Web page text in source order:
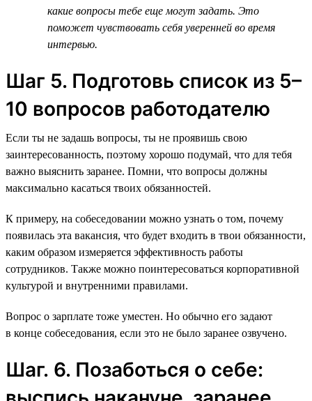
какие вопросы тебе еще могут задать. Это
поможет чувствовать себя уверенней во время
интервью.
Шаг 5. Подготовь список из 5–
10 вопросов работодателю
Если ты не задашь вопросы, ты не проявишь свою
заинтересованность, поэтому хорошо подумай, что для тебя
важно выяснить заранее. Помни, что вопросы должны
максимально касаться твоих обязанностей.
К примеру, на собеседовании можно узнать о том, почему
появилась эта вакансия, что будет входить в твои обязанности,
каким образом измеряется эффективность работы
сотрудников. Также можно поинтересоваться корпоративной
культурой и внутренними правилами.
Вопрос о зарплате тоже уместен. Но обычно его задают
в конце собеседования, если это не было заранее озвучено.
Шаг. 6. Позаботься о себе: